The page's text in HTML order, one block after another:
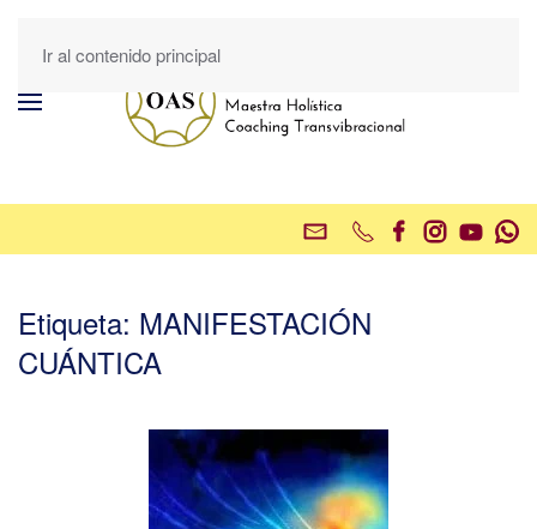
Ir al contenido principal
Etiqueta: MANIFESTACIÓN
CUÁNTICA